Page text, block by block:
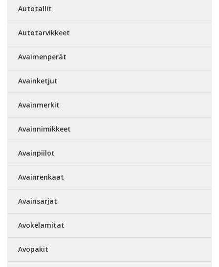
Autotallit
Autotarvikkeet
Avaimenperät
Avainketjut
Avainmerkit
Avainnimikkeet
Avainpiilot
Avainrenkaat
Avainsarjat
Avokelamitat
Avopakit